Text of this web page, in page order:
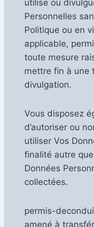
utilise ou
Personnelles
Politique ou en
applicable,
toute mesure
mettre fin à une
divulgation.
Vous disposez
d’autoriser ou
utiliser Vos
finalité autre
Données
collectées.
permis-
amené à